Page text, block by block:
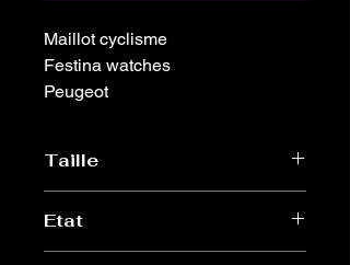
Maillot cyclisme
Festina watches
Peugeot
Taille
Etat